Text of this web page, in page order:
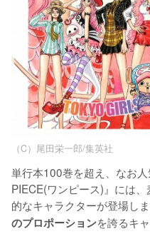
（C）尾田栄一郎/集英社
単行本100巻を超え、なお
PIECE(ワンピース)』には
的なキャラクターが登場し
のプロポーションを誇るキ